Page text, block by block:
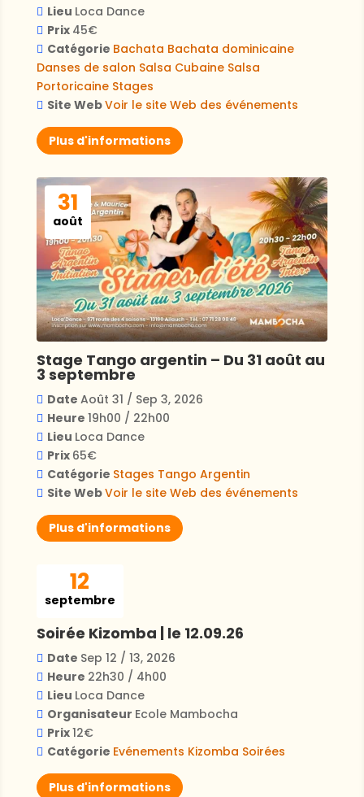
Lieu Loca Dance
Prix 45€
Catégorie Bachata Bachata dominicaine
Danses de salon Salsa Cubaine Salsa
Portoricaine Stages
Site WebVoir le site Web des événements
Plus d'informations
31
août
Stage Tango argentin – Du 31 août au
3 septembre
Date Août 31 / Sep 3, 2026
Heure 19h00 / 22h00
Lieu Loca Dance
Prix 65€
Catégorie Stages Tango Argentin
Site WebVoir le site Web des événements
Plus d'informations
12
septembre
Soirée Kizomba | le 12.09.26
Date Sep 12 / 13, 2026
Heure 22h30 / 4h00
Lieu Loca Dance
Organisateur Ecole Mambocha
Prix12€
Catégorie Evénements Kizomba Soirées
Plus d'informations